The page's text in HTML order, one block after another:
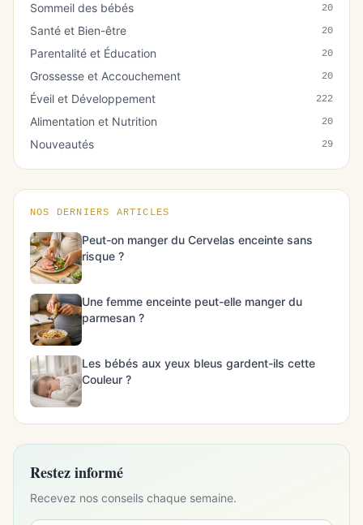
Sommeil des bébés 20
Santé et Bien-être 20
Parentalité et Éducation 20
Grossesse et Accouchement 20
Éveil et Développement 222
Alimentation et Nutrition 20
Nouveautés 29
NOS DERNIERS ARTICLES
Peut-on manger du Cervelas enceinte sans
risque ?
Une femme enceinte peut-elle manger du
parmesan ?
Les bébés aux yeux bleus gardent-ils cette
Couleur ?
Restez informé
Recevez nos conseils chaque semaine.